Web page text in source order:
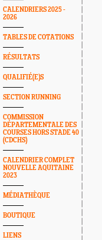
CALENDRIERS 2025 -
2026
TABLES DE COTATIONS
RÉSULTATS
QUALIFIÉ(E)S
SECTION RUNNING
COMMISSION
DÉPARTEMENTALE DES
COURSES HORS STADE 40
(CDCHS)
CALENDRIER COMPLET
NOUVELLE AQUITAINE
2023
MÉDIATHÈQUE
BOUTIQUE
LIENS